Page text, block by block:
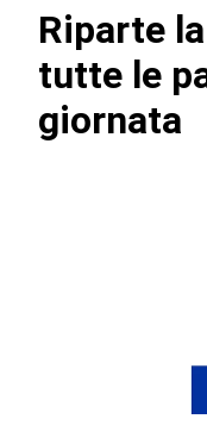
Riparte
tutte le
giornata